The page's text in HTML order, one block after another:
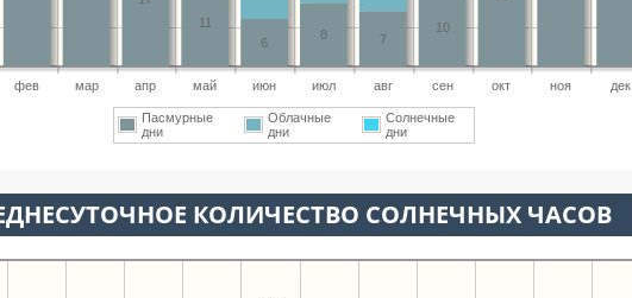
фев мар апр май июн июл авг сен окт ноя дек
10
7
8
6
11
Пасмурные
дни
Облачные
дни
Солнечные
дни
КОЛИЧЕСТВО СОЛНЕЧНЫХ ЧАСОВ